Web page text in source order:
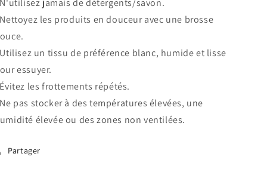
N'utilisez jamais de détergents/savon.
les produits en douceur avec une brosse
Utilisez un tissu de préférence blanc, humide et lisse
essuyer.
les frottements répétés.
pas stocker à des températures élevées, une
élevée ou des zones non ventilées.
Partager